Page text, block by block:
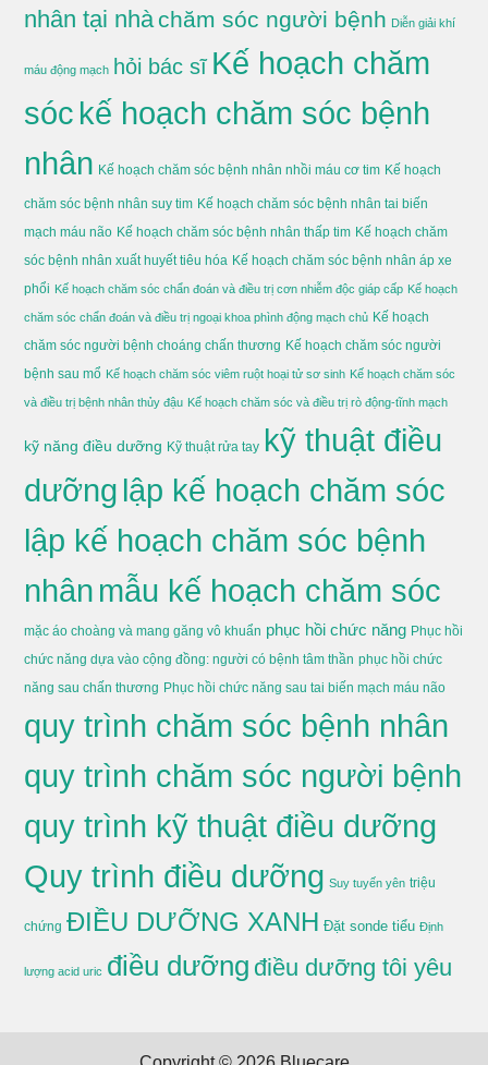
nhân tại nhà chăm sóc người bệnh Diễn giải khí
máu động mạch hỏi bác sĩ Kế hoạch chăm
sóc kế hoạch chăm sóc bệnh
nhân Kế hoạch chăm sóc bệnh nhân nhồi máu cơ tim Kế hoạch
chăm sóc bệnh nhân suy tim Kế hoạch chăm sóc bệnh nhân tai biến
mạch máu não Kế hoạch chăm sóc bệnh nhân thấp tim Kế hoạch chăm
sóc bệnh nhân xuất huyết tiêu hóa Kế hoạch chăm sóc bệnh nhân áp xe
phổi Kế hoạch chăm sóc chẩn đoán và điều trị cơn nhiễm độc giáp cấp Kế hoạch
chăm sóc chẩn đoán và điều trị ngoại khoa phình động mạch chủ Kế hoạch
chăm sóc người bệnh choáng chấn thương Kế hoạch chăm sóc người
bệnh sau mổ Kế hoạch chăm sóc viêm ruột hoại tử sơ sinh Kế hoạch chăm sóc
và điều trị bệnh nhân thủy đậu Kế hoạch chăm sóc và điều trị rò động-tĩnh mạch
kỹ năng điều dưỡng Kỹ thuật rửa tay kỹ thuật điều
dưỡng lập kế hoạch chăm sóc
lập kế hoạch chăm sóc bệnh
nhân mẫu kế hoạch chăm sóc
mặc áo choàng và mang găng vô khuẩn phục hồi chức năng Phục hồi
chức năng dựa vào cộng đồng: người có bệnh tâm thần phục hồi chức
năng sau chấn thương Phục hồi chức năng sau tai biến mạch máu não
quy trình chăm sóc bệnh nhân
quy trình chăm sóc người bệnh
quy trình kỹ thuật điều dưỡng
Quy trình điều dưỡng Suy tuyến yên triệu
chứng ĐIỀU DƯỠNG XANH Đặt sonde tiểu Định
lượng acid uric điều dưỡng điều dưỡng tôi yêu